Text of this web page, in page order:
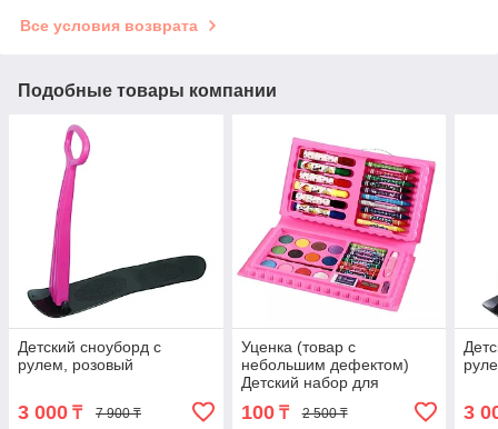
Все условия возврата
Подобные товары компании
Детский сноуборд с
рулем, розовый
3 000 ₸ 7 900 ₸
Уценка (товар с
небольшим дефектом)
Детский набор для
рисования 42 предмета
(4676/1)
100₸ 2 500 ₸ 3